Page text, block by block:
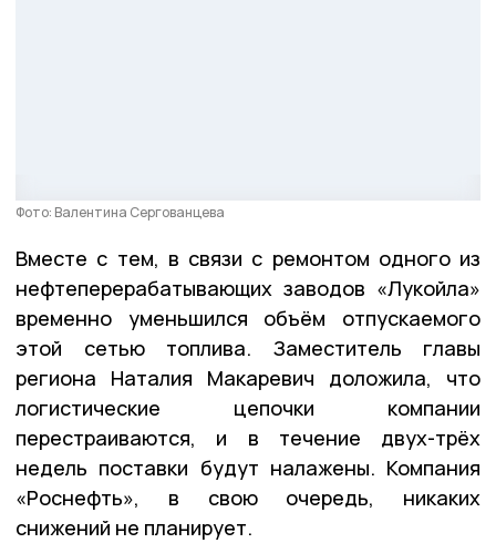
Фото: Валентина Сергованцева
Вместе с тем, в связи с ремонтом одного из
нефтеперерабатывающих заводов «Лукойла»
временно уменьшился объём отпускаемого
этой сетью топлива. Заместитель главы
региона Наталия Макаревич доложила, что
логистические цепочки компании
перестраиваются, и в течение двух-трёх
недель поставки будут налажены. Компания
«Роснефть», в свою очередь, никаких
снижений не планирует.